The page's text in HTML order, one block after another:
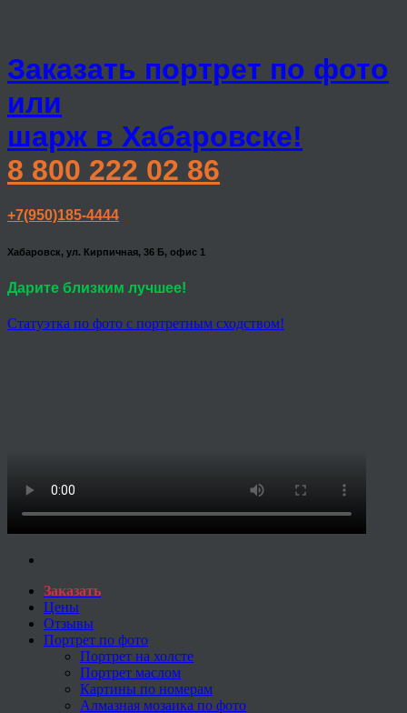
Заказать портрет по фото
или
шарж в Хабаровске!
8 800 222 02 86
+7(950)185-4444
Хабаровск, ул. Кирпичная, 36 Б, офис 1
Дарите близким лучшее!
Статуэтка по фото с портретным сходством!
Заказать
Цены
Отзывы
Портрет по фото
Портрет на холсте
Портрет маслом
Картины по номерам
Алмазная мозаика по фото